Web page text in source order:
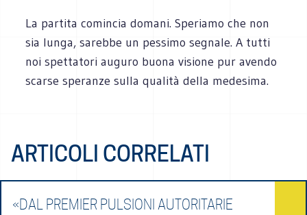
La partita comincia domani. Speriamo che non
sia lunga, sarebbe un pessimo segnale. A tutti
noi spettatori auguro buona visione pur avendo
scarse speranze sulla qualità della medesima.
ARTICOLI CORRELATI
«DAL PREMIER PULSIONI AUTORITARIE